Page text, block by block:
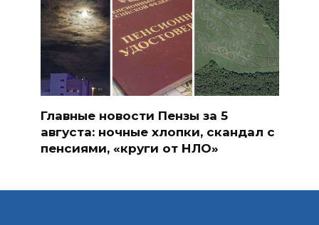
Главные новости Пензы за 5
августа: ночные хлопки, скандал с
пенсиями, «круги от НЛО»